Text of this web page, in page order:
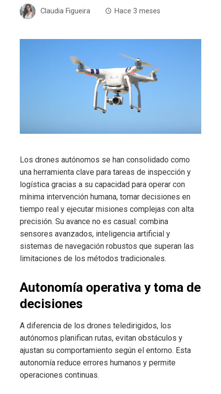
Claudia Figueira Hace 3 meses
Los drones autónomos se han consolidado como
una herramienta clave para tareas de inspección y
logística gracias a su capacidad para operar con
mínima intervención humana, tomar decisiones en
tiempo real y ejecutar misiones complejas con alta
precisión. Su avance no es casual: combina
sensores avanzados, inteligencia artificial y
sistemas de navegación robustos que superan las
limitaciones de los métodos tradicionales.
Autonomía operativa y toma de
decisiones
A diferencia de los drones teledirigidos, los
autónomos planifican rutas, evitan obstáculos y
ajustan su comportamiento según el entorno. Esta
autonomía reduce errores humanos y permite
operaciones continuas.